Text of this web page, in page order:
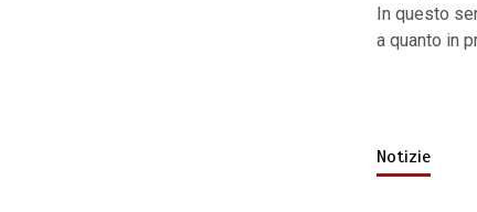
In questo
a quanto in
Notizie